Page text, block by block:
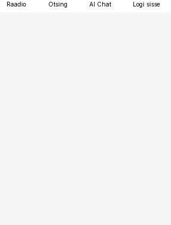
Raadio Otsing AI Chat Logi sisse